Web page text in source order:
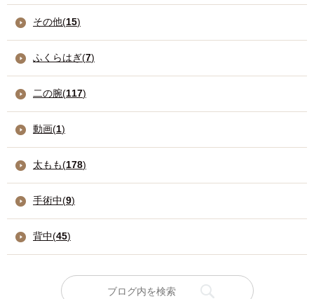
その他(15)
ふくらはぎ(7)
二の腕(117)
動画(1)
太もも(178)
手術中(9)
背中(45)